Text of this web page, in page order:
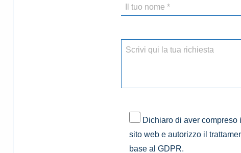
Dichiaro di aver compreso
sito web e autorizzo il
base al GDPR.